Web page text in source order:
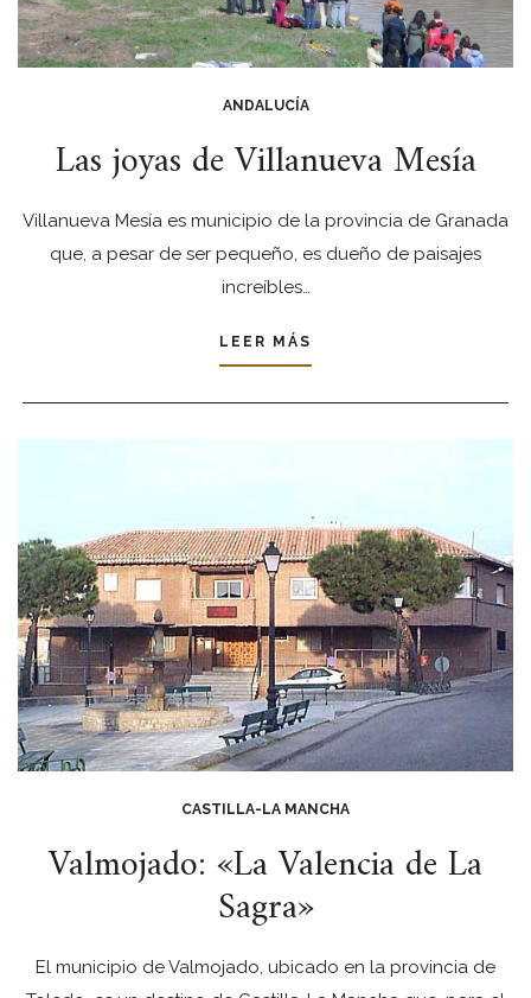
ANDALUCÍA
Las joyas de Villanueva Mesía
Villanueva Mesía es municipio de la provincia de Granada
que, a pesar de ser pequeño, es dueño de paisajes
increíbles…
LEER MÁS
CASTILLA-LA MANCHA
Valmojado: «La Valencia de La
Sagra»
El municipio de Valmojado, ubicado en la provincia de